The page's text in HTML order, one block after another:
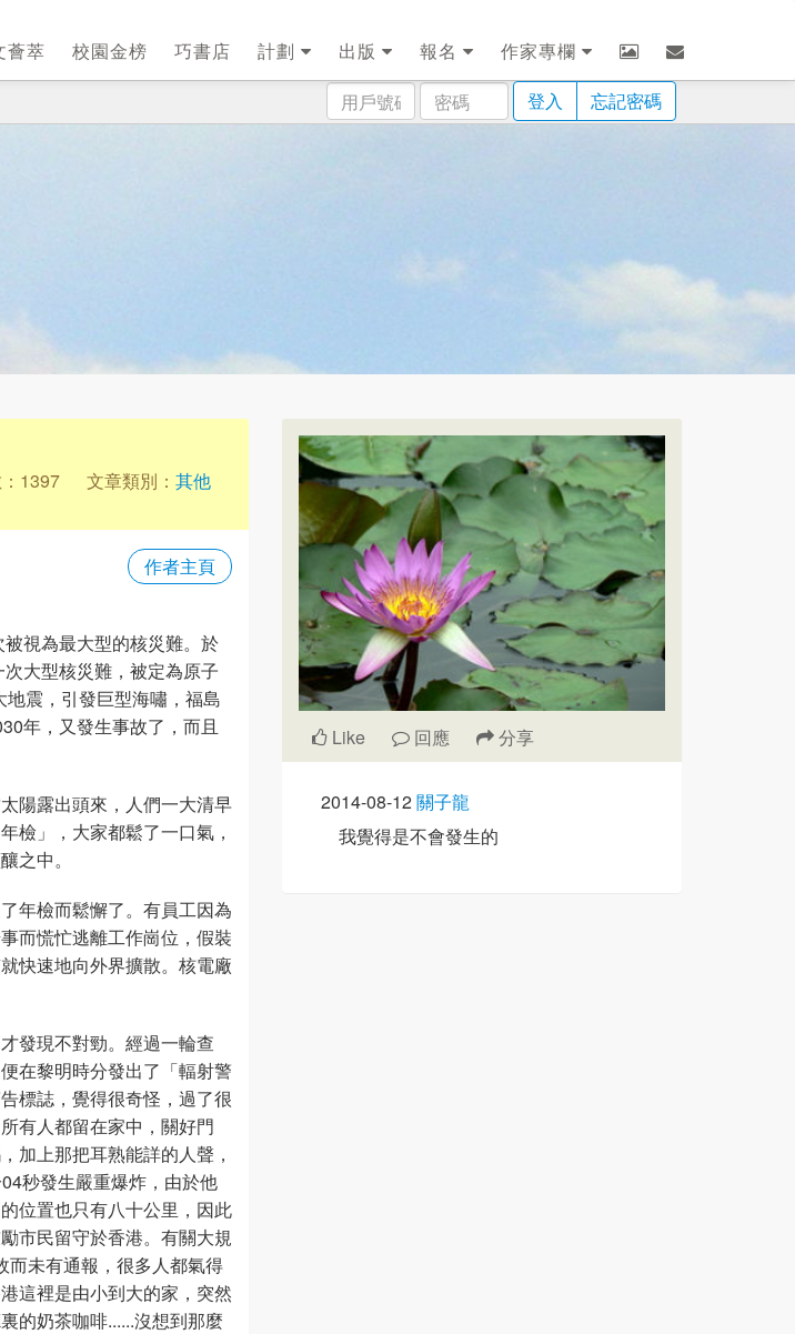
薈萃 校園金榜 巧書店 計劃 出版 報名
作家專欄
用
戶
密
碼
登入 忘記密碼
1397 文章類別： 其他
作者主頁
視為最大型的核災難。於
大型核災難，被定為原子
震，引發巨型海嘯，福島
年，又發生事故了，而且
陽露出頭來，人們一大清早
檢」，大家都鬆了一口氣，
之中。
年檢而鬆懈了。有員工因為
而慌忙逃離工作崗位，假裝
快速地向外界擴散。核電廠
發現不對勁。經過一輪查
在黎明時分發出了「輻射警
標誌，覺得很奇怪，過了很
有人都留在家中，關好門
加上那把耳熟能詳的人聲，
秒發生嚴重爆炸，由於他
位置也只有八十公里，因此
市民留守於香港。有關大規
而未有通報，很多人都氣得
這裡是由小到大的家，突然
的奶茶咖啡......沒想到那麼
Like 回應 分享
2014-08-12關子龍
我覺得是不會發生的